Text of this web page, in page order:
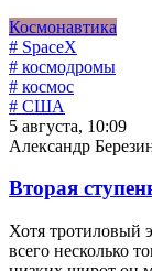
Космонавтика
# SpaceX
# космодромы
# космос
# США
5 августа, 10:09
Александр
Вторая
Хотя тротиловый
всего несколько